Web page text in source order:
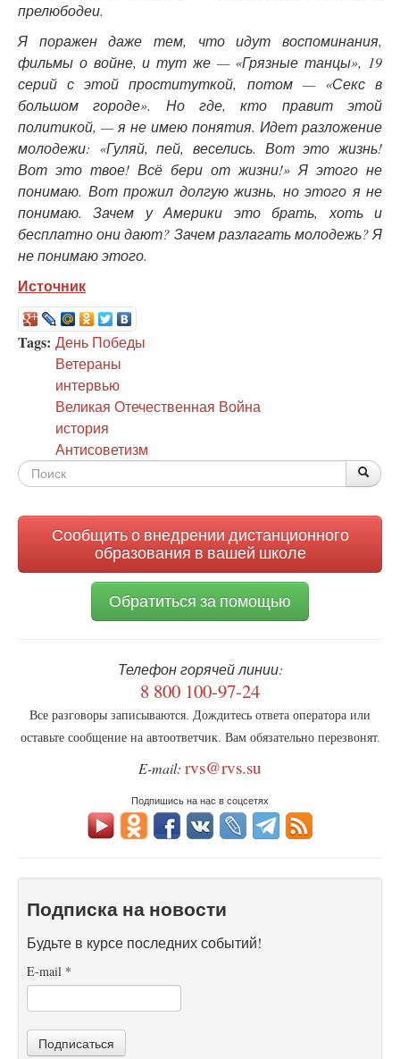
прелюбодеи.
Я поражен даже тем, что идут воспоминания,
фильмы о войне, и тут же — «Грязные танцы», 19
серий с этой проституткой, потом — «Секс в
большом городе». Но где, кто правит этой
политикой, — я не имею понятия. Идет разложение
молодежи: «Гуляй, пей, веселись. Вот это жизнь!
Вот это твое! Всё бери от жизни!» Я этого не
понимаю. Вот прожил долгую жизнь, но этого я не
понимаю. Зачем у Америки это брать, хоть и
бесплатно они дают? Зачем разлагать молодежь? Я
не понимаю этого.
Источник
Tags: День Победы
Ветераны
интервью
Великая Отечественная Война
история
Антисоветизм
Форма
Сообщить о внедрении дистанционного
образования в вашей школе
Обратиться за помощью
Телефон горячей линии:
8 800 100-97-24
Все разговоры записываются. Дождитесь ответа оператора или
оставьте сообщение на автоответчик. Вам обязательно перезвонят.
E-mail: rvs@rvs.su
Подпишись на нас в соцсетях
Подписка на новости
Будьте в курсе последних событий!
E-mail *
Подписаться